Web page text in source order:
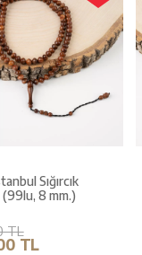
Sığırcık
8 mm.)
TL
TL